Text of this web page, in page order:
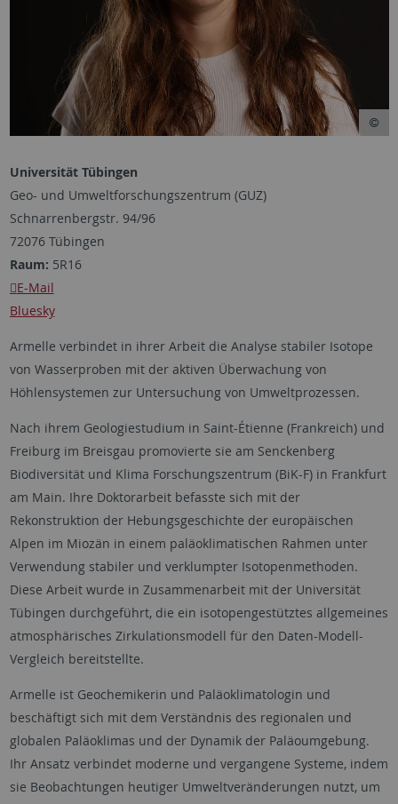
Universität Tübingen
Geo- und Umweltforschungszentrum (GUZ)
Schnarrenbergstr. 94/96
72076 Tübingen
Raum: 5R16
E-Mail
Bluesky
Armelle verbindet in ihrer Arbeit die Analyse stabiler Isotope
von Wasserproben mit der aktiven Überwachung von
Höhlensystemen zur Untersuchung von Umweltprozessen.
Nach ihrem Geologiestudium in Saint-Étienne (Frankreich) und
Freiburg im Breisgau promovierte sie am Senckenberg
Biodiversität und Klima Forschungszentrum (BiK-F) in Frankfurt
am Main. Ihre Doktorarbeit befasste sich mit der
Rekonstruktion der Hebungsgeschichte der europäischen
Alpen im Miozän in einem paläoklimatischen Rahmen unter
Verwendung stabiler und verklumpter Isotopenmethoden.
Diese Arbeit wurde in Zusammenarbeit mit der Universität
Tübingen durchgeführt, die ein isotopengestütztes allgemeines
atmosphärisches Zirkulationsmodell für den Daten-Modell-
Vergleich bereitstellte.
Armelle ist Geochemikerin und Paläoklimatologin und
beschäftigt sich mit dem Verständnis des regionalen und
globalen Paläoklimas und der Dynamik der Paläoumgebung.
Ihr Ansatz verbindet moderne und vergangene Systeme, indem
sie Beobachtungen heutiger Umweltveränderungen nutzt, um